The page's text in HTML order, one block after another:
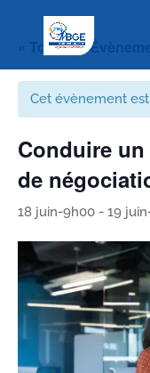
« Tous les
Cet évènement est
Conduire
de
18 juin-9h00 - 19